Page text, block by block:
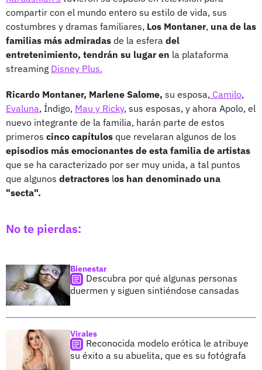
compartir con el mundo entero su estilo de vida, sus
costumbres y dramas familiares, Los Montaner, una de las
familias más admiradas de la esfera del
entretenimiento, tendrán su lugar en la plataforma
streaming Disney Plus.
Ricardo Montaner, Marlene Salome, su esposa, Camilo,
Evaluna, Índigo, Mau y Ricky, sus esposas, y ahora Apolo, el
nuevo integrante de la familia, harán parte de estos
primeros cinco capítulos que revelaran algunos de los
episodios más emocionantes de esta familia de artistas
que se ha caracterizado por ser muy unida, a tal puntos
que algunos detractores los han denominado una
"secta".
No te pierdas:
Bienestar
Descubra por qué algunas personas
duermen y siguen sintiéndose cansadas
Virales
Reconocida modelo erótica le atribuye
su éxito a su abuelita, que es su fotógrafa